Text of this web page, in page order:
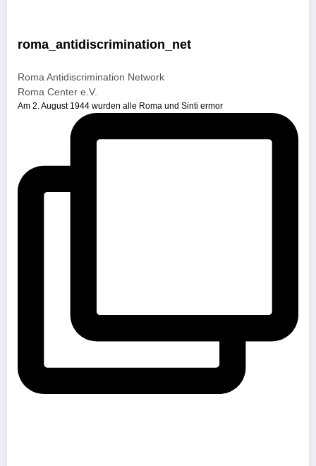
roma_antidiscrimination_net
Roma Antidiscrimination Network
Roma Center e.V.
Am 2. August 1944 wurden alle Roma und Sinti ermor